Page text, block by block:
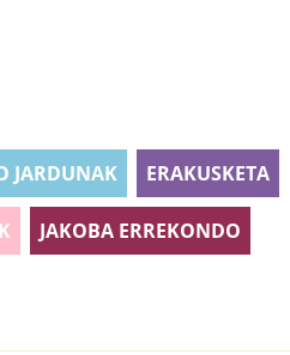
JARDUNAK ERAKUSKETA
JAKOBA ERREKONDO